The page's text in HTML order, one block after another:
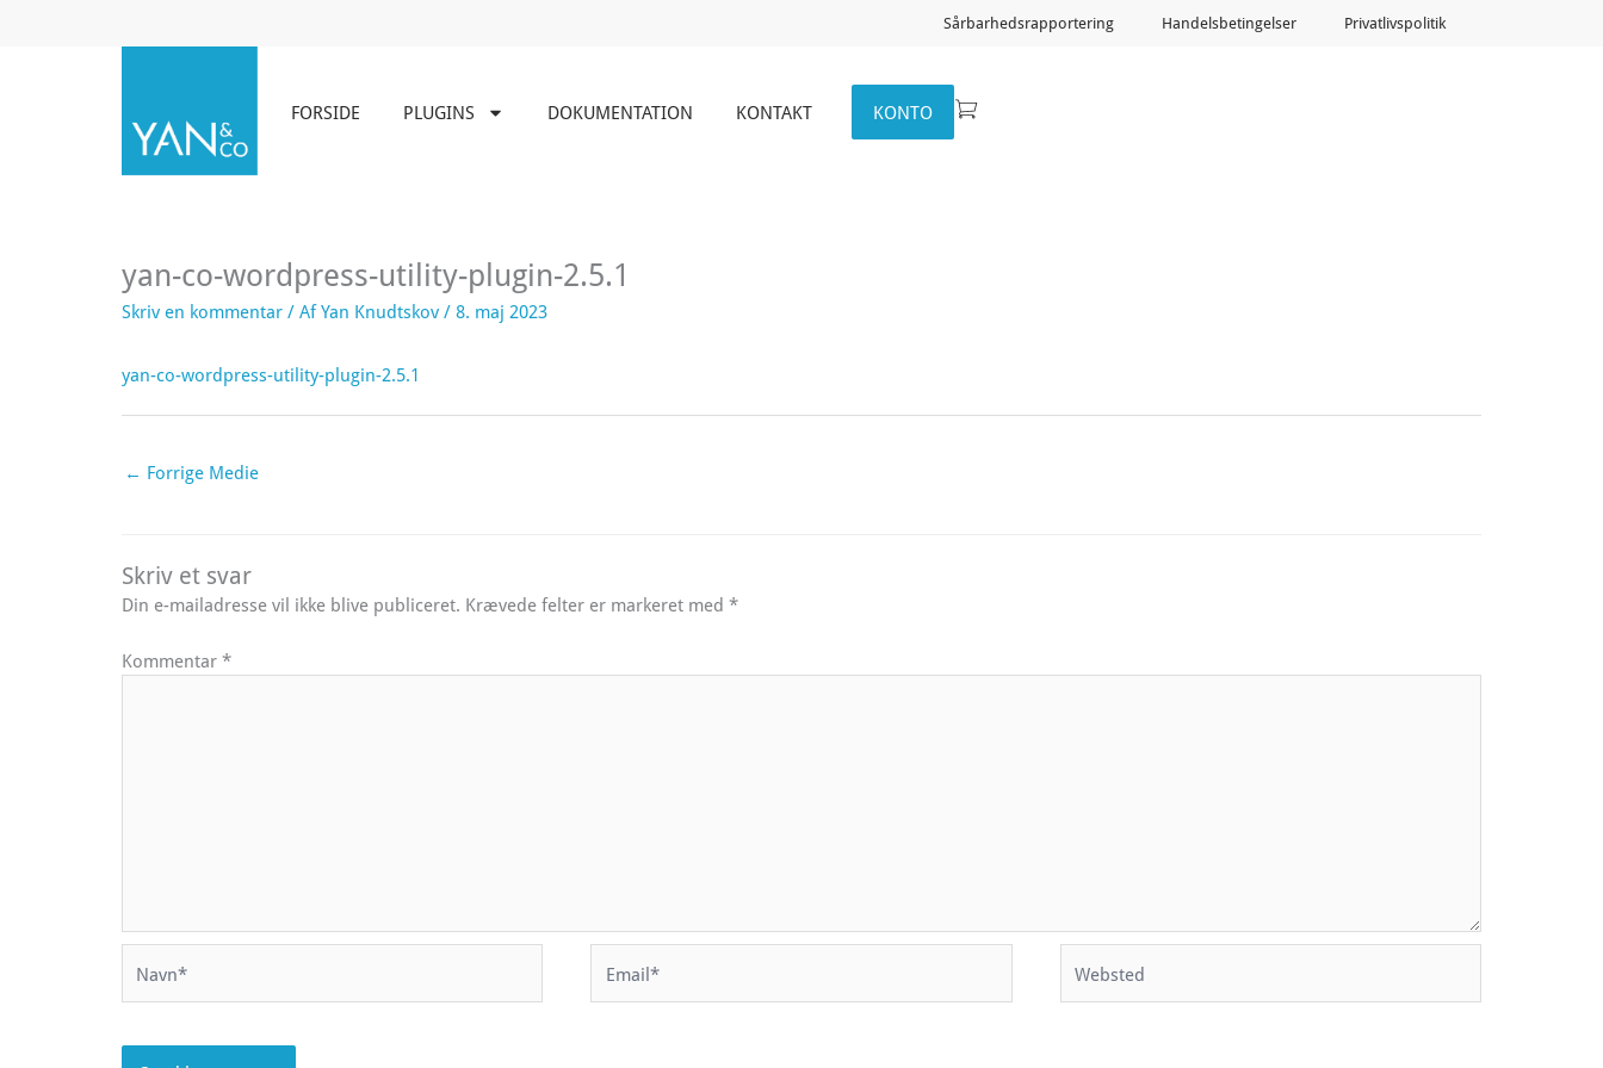
Sårbarhedsrapportering Handelsbetingelser Privatlivspolitik
FORSIDE PLUGINS DOKUMENTATION KONTAKT KONTO
yan-co-wordpress-utility-plugin-2.5.1
Skriv en kommentar / AfYan Knudtskov / 8. maj 2023
yan-co-wordpress-utility-plugin-2.5.1
← Forrige Medie
Skriv et svar
Din e-mailadresse vil ikke blive publiceret. Krævede felter er markeret med *
Kommentar *